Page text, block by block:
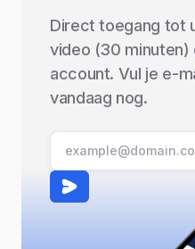
Direct toegang tot
video (30 minuten)
account. Vul je e-
vandaag nog.